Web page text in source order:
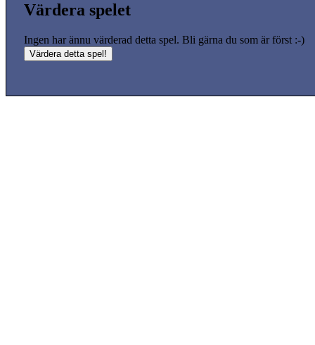
Värdera spelet
Ingen har ännu värderad detta spel. Bli gärna du som är först :-)